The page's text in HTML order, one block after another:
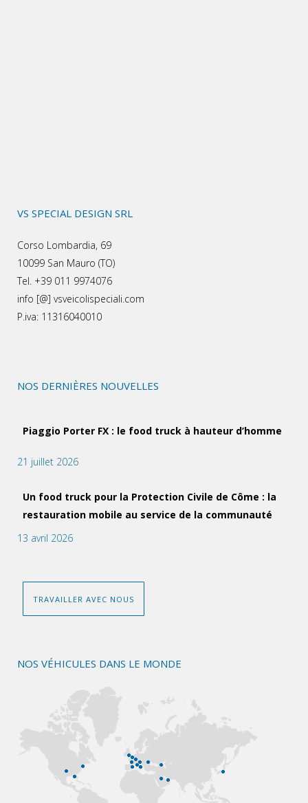
VS SPECIAL DESIGN SRL
Corso Lombardia, 69
10099 San Mauro (TO)
Tel. +39 011 9974076
info [@] vsveicolispeciali.com
P.iva: 11316040010
NOS DERNIÈRES NOUVELLES
Piaggio Porter FX : le food truck à hauteur d’homme
21 juillet 2026
Un food truck pour la Protection Civile de Côme : la
restauration mobile au service de la communauté
13 avril 2026
TRAVAILLER AVEC NOUS
NOS VÉHICULES DANS LE MONDE